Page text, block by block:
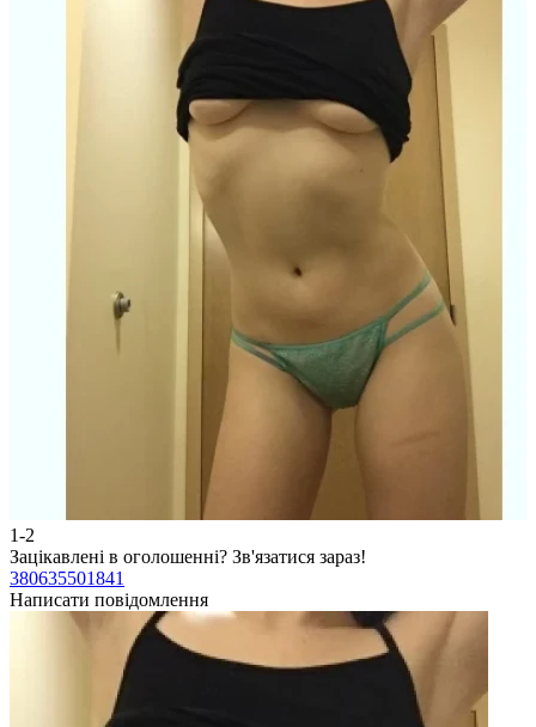
1-2
Зацікавлені в оголошенні? Зв'язатися зараз!
380635501841
Написати повідомлення